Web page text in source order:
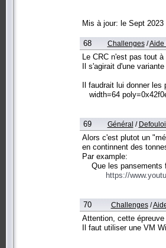
Mis à jour: le Sept 2023
68 Challenges/Aide
Le CRC n'est pas tout
Il s'agirait d'une
Il faudrait lui donner
width=64
69 Général /
Alors c'est plutot un
en continnent des
Par example:
Que les pansements
https://
70 Challenges/
Attention, cette
Il faut utiliser une VM